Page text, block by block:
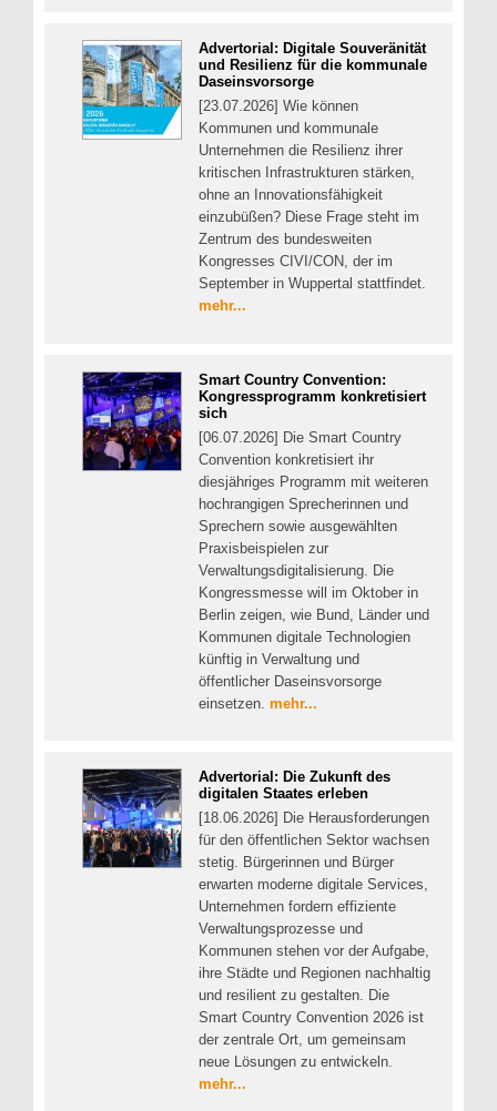
Advertorial: Digitale Souveränität
und Resilienz für die kommunale
Daseinsvorsorge
[23.07.2026] Wie können
Kommunen und kommunale
Unternehmen die Resilienz ihrer
kritischen Infrastrukturen stärken,
ohne an Innovationsfähigkeit
einzubüßen? Diese Frage steht im
Zentrum des bundesweiten
Kongresses CIVI/CON, der im
September in Wuppertal stattfindet.
mehr...
Smart Country Convention:
Kongressprogramm konkretisiert
sich
[06.07.2026] Die Smart Country
Convention konkretisiert ihr
diesjähriges Programm mit weiteren
hochrangigen Sprecherinnen und
Sprechern sowie ausgewählten
Praxisbeispielen zur
Verwaltungsdigitalisierung. Die
Kongressmesse will im Oktober in
Berlin zeigen, wie Bund, Länder und
Kommunen digitale Technologien
künftig in Verwaltung und
öffentlicher Daseinsvorsorge
einsetzen. mehr...
Advertorial: Die Zukunft des
digitalen Staates erleben
[18.06.2026] Die Herausforderungen
für den öffentlichen Sektor wachsen
stetig. Bürgerinnen und Bürger
erwarten moderne digitale Services,
Unternehmen fordern effiziente
Verwaltungsprozesse und
Kommunen stehen vor der Aufgabe,
ihre Städte und Regionen nachhaltig
und resilient zu gestalten. Die
Smart Country Convention 2026 ist
der zentrale Ort, um gemeinsam
neue Lösungen zu entwickeln.
mehr...